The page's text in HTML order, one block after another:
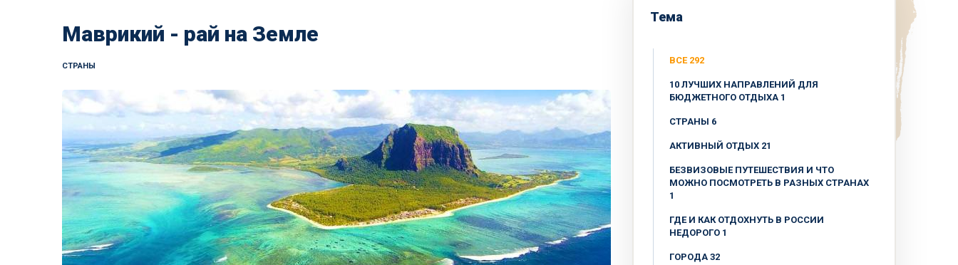
Маврикий - рай на Земле
СТРАНЫ
Тема
ВСЕ 292
10 ЛУЧШИХ НАПРАВЛЕНИЙ ДЛЯ
БЮДЖЕТНОГО ОТДЫХА 1
CТРАНЫ 6
АКТИВНЫЙ ОТДЫХ 21
БЕЗВИЗОВЫЕ ПУТЕШЕСТВИЯ И ЧТО
МОЖНО ПОСМОТРЕТЬ В РАЗНЫХ СТРАНАХ
1
ГДЕ И КАК ОТДОХНУТЬ В РОССИИ
НЕДОРОГО 1
ГОРОДА 32